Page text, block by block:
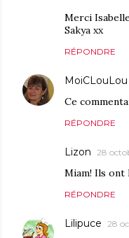
Merci
Sakya xx
RÉPONDRE
MoiCLouLou
Ce
RÉPONDRE
Lizon 28
Miam! Ils ont
RÉPONDRE
Lilipuce 28